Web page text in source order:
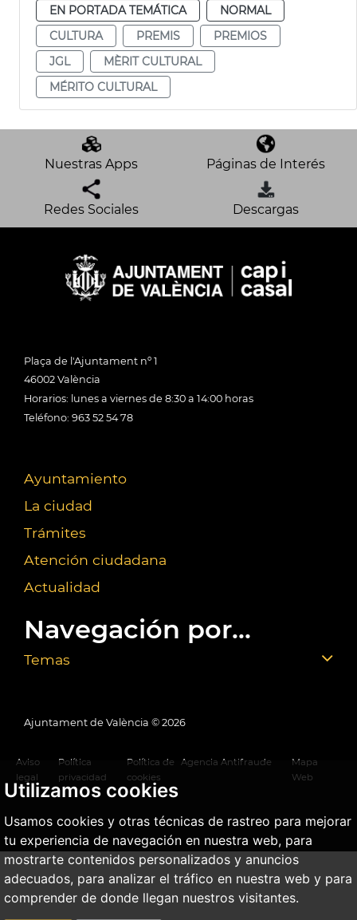
Utilizamos cookies
Usamos cookies y otras técnicas de rastreo para mejorar
tu experiencia de navegación en nuestra web, para
mostrarte contenidos personalizados y anuncios
adecuados, para analizar el tráfico en nuestra web y para
comprender de donde llegan nuestros visitantes.
EN PORTADA TEMÁTICA
NORMAL
CULTURA
PREMIS
PREMIOS
JGL
MÈRIT CULTURAL
MÉRITO CULTURAL
Nuestras Apps Páginas de Interés
Redes Sociales Descargas
Plaça de l'Ajuntament nº 1
46002 València
Horarios: lunes a viernes de 8:30 a 14:00 horas
Teléfono: 963 52 54 78
Ayuntamiento
La ciudad
Trámites
Atención ciudadana
Actualidad
Navegación por...
Temas
Ajuntament de València © 2026
Aviso
legal
Política
privacidad
Política de
cookies
Agencia Antifraude
Mapa
Web